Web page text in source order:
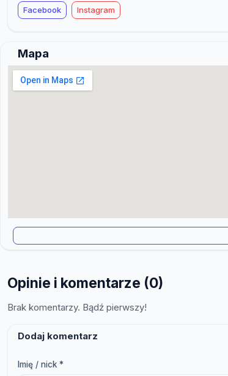
Facebook Instagram
Mapa
Opinie i komentarze (0)
Brak komentarzy. Bądź pierwszy!
Dodaj komentarz
Imię / nick *